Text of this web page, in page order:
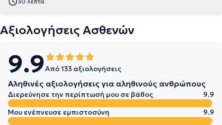
Αξιολογήσεις Ασθενών
9.9Από 133 αξιολογήσεις
Αληθινές αξιολογήσεις για αληθινούς ανθρώπους
Διερεύνησε την περίπτωσή μου σε βάθος
9.9
Μου ενέπνευσε εμπιστοσύνη
9.9